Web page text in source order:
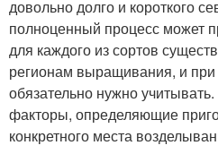
довольно долго и короткого
полноценный процесс может
для каждого из сортов
регионам выращивания, и
обязательно нужно
факторы, определяющие
конкретного места